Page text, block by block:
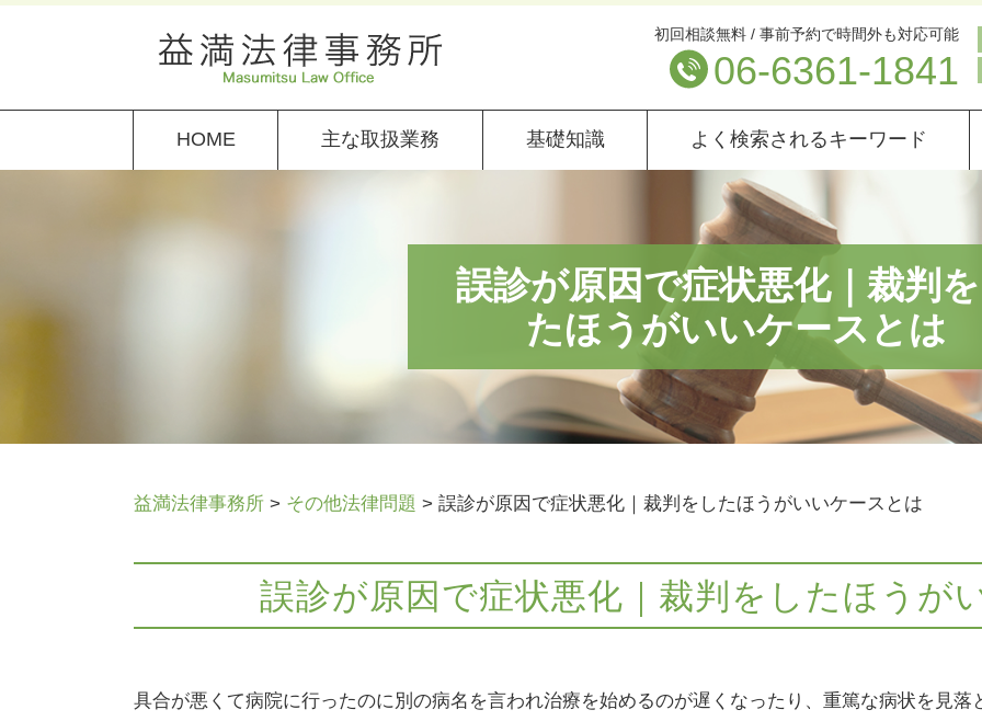
誤診が原因で症状悪化｜裁判
たほうがいいケースとは
初回相談無料 / 事前予約で時間外も対応可能
06-6361-1841
HOME 主な取扱業務 基礎知識 よく検索されるキーワード
益満法律事務所 > その他法律問題 > 誤診が原因で症状悪化｜裁判をしたほうがいいケースとは
誤診が原因で症状悪化｜裁判をしたほうが
具合が悪くて病院に行ったのに別の病名を言われ治療を始めるのが遅くなったり、重篤な病状を見